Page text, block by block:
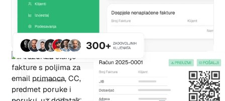
TIMOVI KOJI NAM VJERUJU